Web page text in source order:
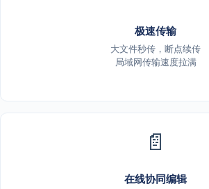
极速传输
大文件秒传，断点续传
局域网传输速度拉满
📄
在线协同编辑